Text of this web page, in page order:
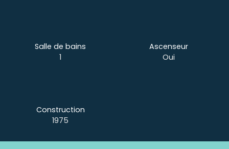
Salle de bains
1
Ascenseur
Oui
Construction
1975